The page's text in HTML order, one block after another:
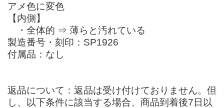
アメ色に変色
【内側】
・全体的 ⇒ 薄らと汚れている
製造番号・刻印：SP1926
付属品：なし
返品について：返品は受け付けておりません。但
し、以下条件に該当する場合、商品到着後7日以